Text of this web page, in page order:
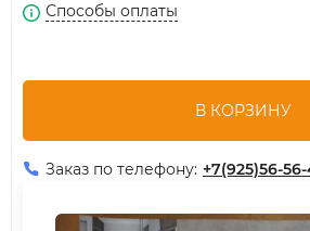
Способы оплаты
В КОРЗИНУ
Заказ по телефону: +7(925)56-